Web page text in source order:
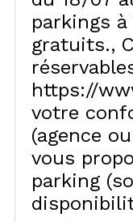
parkings
gratuits.
https://
votre
(agence
vous
parking